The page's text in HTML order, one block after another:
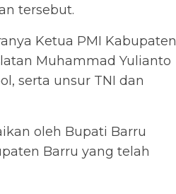
tersebut.
Ketua PMI Kabupaten
Muhammad Yulianto
serta unsur TNI dan
oleh Bupati Barru
Barru yang telah